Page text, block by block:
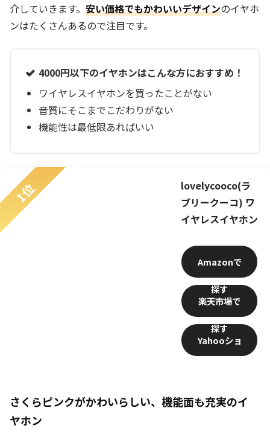
介していきます。 安い価格でもかわいいデザインのイヤホ
ンはたくさんあるので注目です。
4000円以下のイヤホンはこんな方におすすめ！
ワイヤレスイヤホンを買ったことがない
音質にそこまでこだわりがない
機能性は最低限あればいい
1位
lovelycooco(ラ
ブリークーコ) ワ
イヤレスイヤホン
楽天市場
Amazon
Yahooショ
さくらピンクがかわいらしい、機能面も充実のイ
ヤホン